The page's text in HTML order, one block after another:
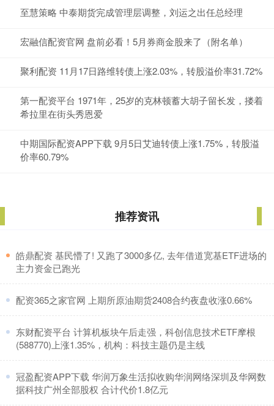
至慧策略 中泰期货完成管理层调整，刘运之出任总经理
宏融信配资官网 盘前必看！5月券商金股来了（附名单）
聚利配资 11月17日路维转债上涨2.03%，转股溢价率31.72%
第一配资平台 1971年，25岁的克林顿蓄大胡子留长发，搂着
希拉里在街头秀恩爱
中期国际配资APP下载 9月5日艾迪转债上涨1.75%，转股溢
价率60.79%
推荐资讯
​皓鼎配资 基民懵了! 又跑了3000多亿, 去年借道宽基ETF进场的
主力资金已跑光
​配资365之家官网 上期所原油期货2408合约夜盘收涨0.66%
​东财配资平台 计算机板块午后走强，科创信息技术ETF摩根
(588770)上涨1.35%，机构：科技主题仍是主线
​冠盈配资APP下载 华润万象生活拟收购华润网络深圳及华网数
据科技广州全部股权 合计代价1.8亿元